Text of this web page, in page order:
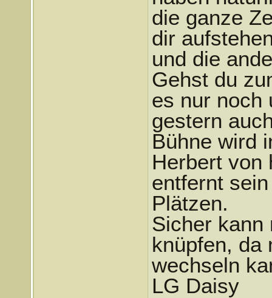
die ganze
dir
und die
Gehst du
es nur noch
gestern
Bühne wird
Herbert von
entfernt
Plätzen.
Sicher kann
knüpfen, da
wechseln
LG Daisy